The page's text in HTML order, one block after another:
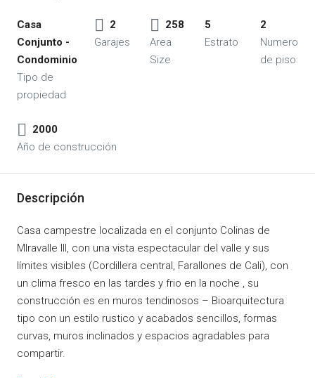
Casa
Conjunto -
Condominio
Tipo de
propiedad
2
Garajes
258
Area
Size
5
Estrato
2
Numero
de piso
2000
Año de construcción
Descripción
Casa campestre localizada en el conjunto Colinas de
MIravalle III, con una vista espectacular del valle y sus
límites visibles (Cordillera central, Farallones de Cali), con
un clima fresco en las tardes y frio en la noche , su
construcción es en muros tendinosos – Bioarquitectura
tipo con un estilo rustico y acabados sencillos, formas
curvas, muros inclinados y espacios agradables para
compartir.